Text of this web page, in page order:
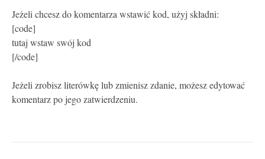
Jeżeli chcesz do komentarza wstawić kod, użyj składni:
[code]
tutaj wstaw swój kod
[/code]
Jeżeli zrobisz literówkę lub zmienisz zdanie, możesz edytować
komentarz po jego zatwierdzeniu.